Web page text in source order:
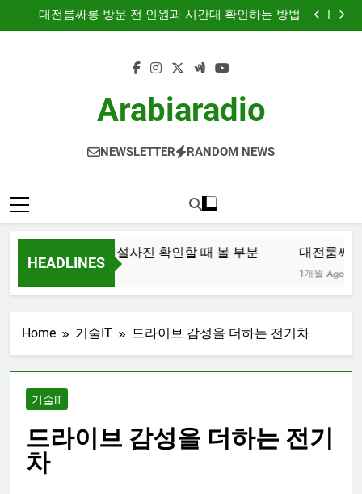
to
대전룸싸롱 방문 전 인원과 시간대 확인하는 방법
부산법무사 상담 전 확인해야 할 업무 분야와 준비서류
서면노래방 후기와 시설사진 확인할 때 볼 부분
대전룸싸롱 방문 전 인원과 시간대 확인하는 방법
부산룸싸롱 후기와 리뷰를 확인하는 방법
Arabiaradio
NEWSLETTER RANDOM NEWS
HEADLINES
노래방 후기와 시설사진 확인할 때 볼 부분 대전룸싸
1개월 Ago
Home 기술IT 드라이브 감성을 더하는 전기차
기술IT
드라이브 감성을 더하는 전기
차